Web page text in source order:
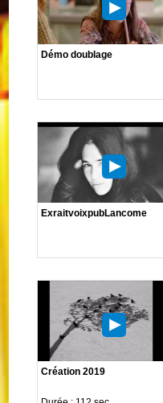
Démo doublage
ExraitvoixpubLancome
Création 2019